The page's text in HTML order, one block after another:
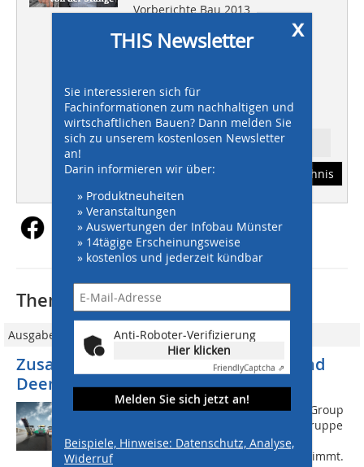
Vorberichte Bau 2013
BAUMSCHINEN
Flottenmanagement mit
TIEFBAU
Wärme aus Wasser
Ressort: STRASSENBAU
Abonnement Inhaltsverzeichnis
x
THIS Newsletter
Sie interessieren sich für
Fachinformationen zum nachhaltigen und
wirtschaftlichen Bauen? Dann melden Sie
sich zu unserem kostenlosen Newsletter
an!
Darin informieren wir über:
» Produktneuheiten
» Veranstaltungen
» Auswertungen der Infobau Münster
» 14tägige Erscheinungsweise
» kostenlos und jederzeit kündbar
Anti-Roboter-Verifizierung
Hier klicken
FriendlyCaptcha ⇗
Melden Sie sich jetzt an!
Beispiele, Hinweise: Datenschutz, Analyse,
Widerruf
Thematisch passende Artikel:
Ausgabe 06/2017
Zusammenschluss: Wirtgen Group und
Deere & Company
www.wirtgen-group.com Die Wirtgen Group
hat dem Verkauf der Unternehmensgruppe
an Deere & Company zu einem
Verkaufspreis von rd. 4,4 Mrd.  zugestimmt.